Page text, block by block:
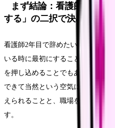
まず結論：看護師 2年目
する」の二択で決めない
看護師2年目で辞めたい時の判断
いる時に最初にすることは、退職
を押し込めることでもありません
できて当然という空気に追いつけ
えられることと、職場を変えない
す。